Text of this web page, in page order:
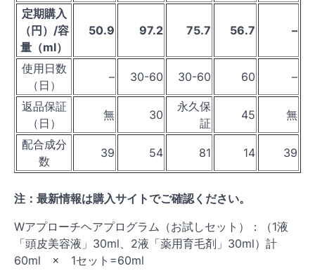
定期購入
（円）/容
量（ml）
50.9 97.2 75.7 56.7 –
使用日数
（日）
– 30-60 30-60 60 –
返品保証
（日）
無 30
永久保
証
45 無
配合成分
数
39 54 81 14 39
注：最新情報は購入サイトでご確認ください。
Wアプローチヘアプログラム（お試しセット）：（1液
「頭皮美容液」30ml、2液「薬用育毛剤」30ml）計
60ml × 1セット=60ml